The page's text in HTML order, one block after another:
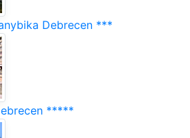
Debrecen ***
*****